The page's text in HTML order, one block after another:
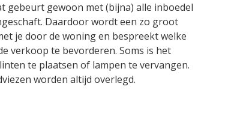
gebeurt gewoon met (bijna) alle inboedel
Daardoor wordt een zo groot
je door de woning en bespreekt welke
verkoop te bevorderen. Soms is het
te plaatsen of lampen te vervangen.
worden altijd overlegd.